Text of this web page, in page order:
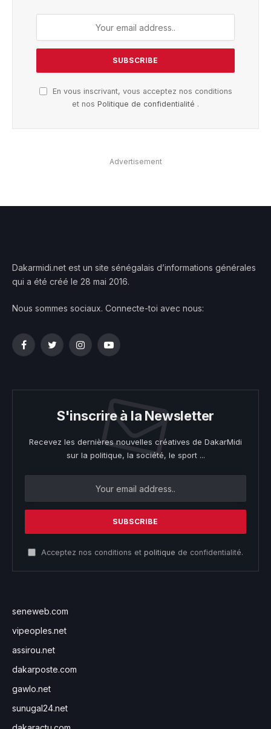
En vous inscrivant, vous acceptez nos conditions
et nos Politique de confidentialité .
Advertisement
Dakarmidi.net est un site sénégalais d’informations générales
qui a été créé le 28 mai 2016.
Nous sommes sociaux. Connecte-toi avec nous:
FacebookTwitterInstagramYouTube
S'inscrire à la Newsletter
Recevez les dernières nouvelles créatives de DakarMidi
sur la politique, la société, le sport ...
Acceptez nos conditions et politique de confidentialité.
seneweb.com
vipeoples.net
assirou.net
dakarposte.com
gawlo.net
sunugal24.net